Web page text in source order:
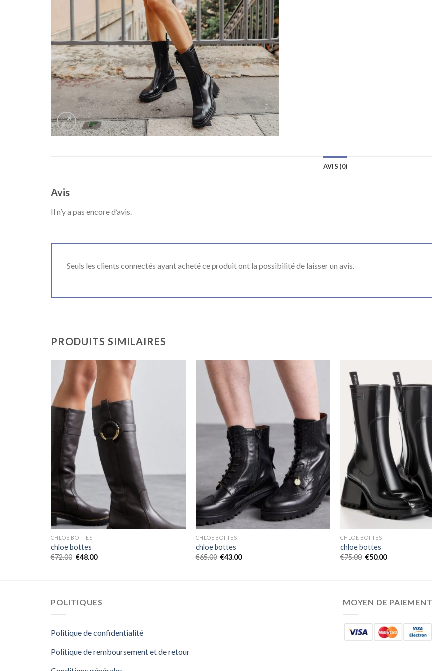
AVIS (0)
Avis
Il n’y a pas encore d’avis.
Seuls les clients connectés ayant acheté ce produit ont la possibilité de laisser un avis.
PRODUITS SIMILAIRES
CHLOE BOTTES
chloe bottes
€72.00 €48.00
CHLOE BOTTES
chloe bottes
€65.00 €43.00
CHLOE BOTTES
chloe bottes
€75.00 €50.00
POLITIQUES
Politique de confidentialité
Politique de remboursement et de retour
MOYEN DE PAIEMENT